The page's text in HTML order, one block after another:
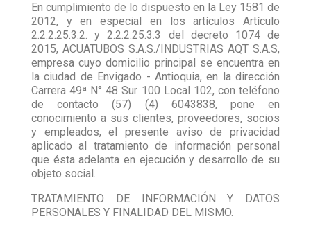
En cumplimiento de lo dispuesto en la Ley 1581 de
2012, y en especial en los artículos Artículo
2.2.2.25.3.2. y 2.2.2.25.3.3 del decreto 1074 de
2015, ACUATUBOS S.A.S./INDUSTRIAS AQT S.A.S,
empresa cuyo domicilio principal se encuentra en
la ciudad de Envigado - Antioquia, en la dirección
Carrera 49ª N° 48 Sur 100 Local 102, con teléfono
de contacto (57) (4) 6043838, pone en
conocimiento a sus clientes, proveedores, socios
y empleados, el presente aviso de privacidad
aplicado al tratamiento de información personal
que ésta adelanta en ejecución y desarrollo de su
objeto social.
TRATAMIENTO DE INFORMACIÓN Y DATOS
PERSONALES Y FINALIDAD DEL MISMO.